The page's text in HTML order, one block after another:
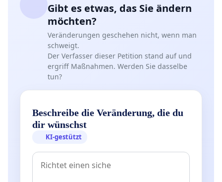
Gibt es etwas, das Sie ändern
möchten?
Veränderungen geschehen nicht, wenn man
schweigt.
Der Verfasser dieser Petition stand auf und
ergriff Maßnahmen. Werden Sie dasselbe
tun?
Beschreibe die Veränderung, die du
dir wünschst
KI-gestützt